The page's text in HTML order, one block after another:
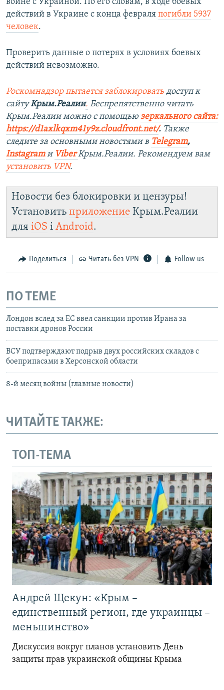
войне с Украиной. По его словам, в ходе боевых
действий в Украине с конца февраля погибли 5937
человек.
Проверить данные о потерях в условиях боевых
действий невозможно.
Роскомнадзор пытается заблокировать доступ к
сайтуКрым.Реалии. Беспрепятственно читать
Крым.Реалии можно с помощью зеркального сайта:
https://d1axlkqxm41y9z.cloudfront.net/. ​ Также
следите за основными новостями в Telegram,
Instagram и ViberКрым.Реалии. Рекомендуем вам
установить VPN.
Новости без блокировки и цензуры!
Установить приложение Крым.Реалии
для iOS і Android.
Поделиться Читать без VPN Follow us
ПО ТЕМЕ
Лондон вслед за ЕС ввел санкции против Ирана за
поставки дронов России
ВСУ подтверждают подрыв двух российских складов с
боеприпасами в Херсонской области
8-й месяц войны (главные новости)
ЧИТАЙТЕ ТАКЖЕ:
ТОП-ТЕМА
Андрей Щекун: «Крым –
единственный регион, где украинцы –
меньшинство»
Дискуссия вокруг планов установить День
защиты прав украинской общины Крыма